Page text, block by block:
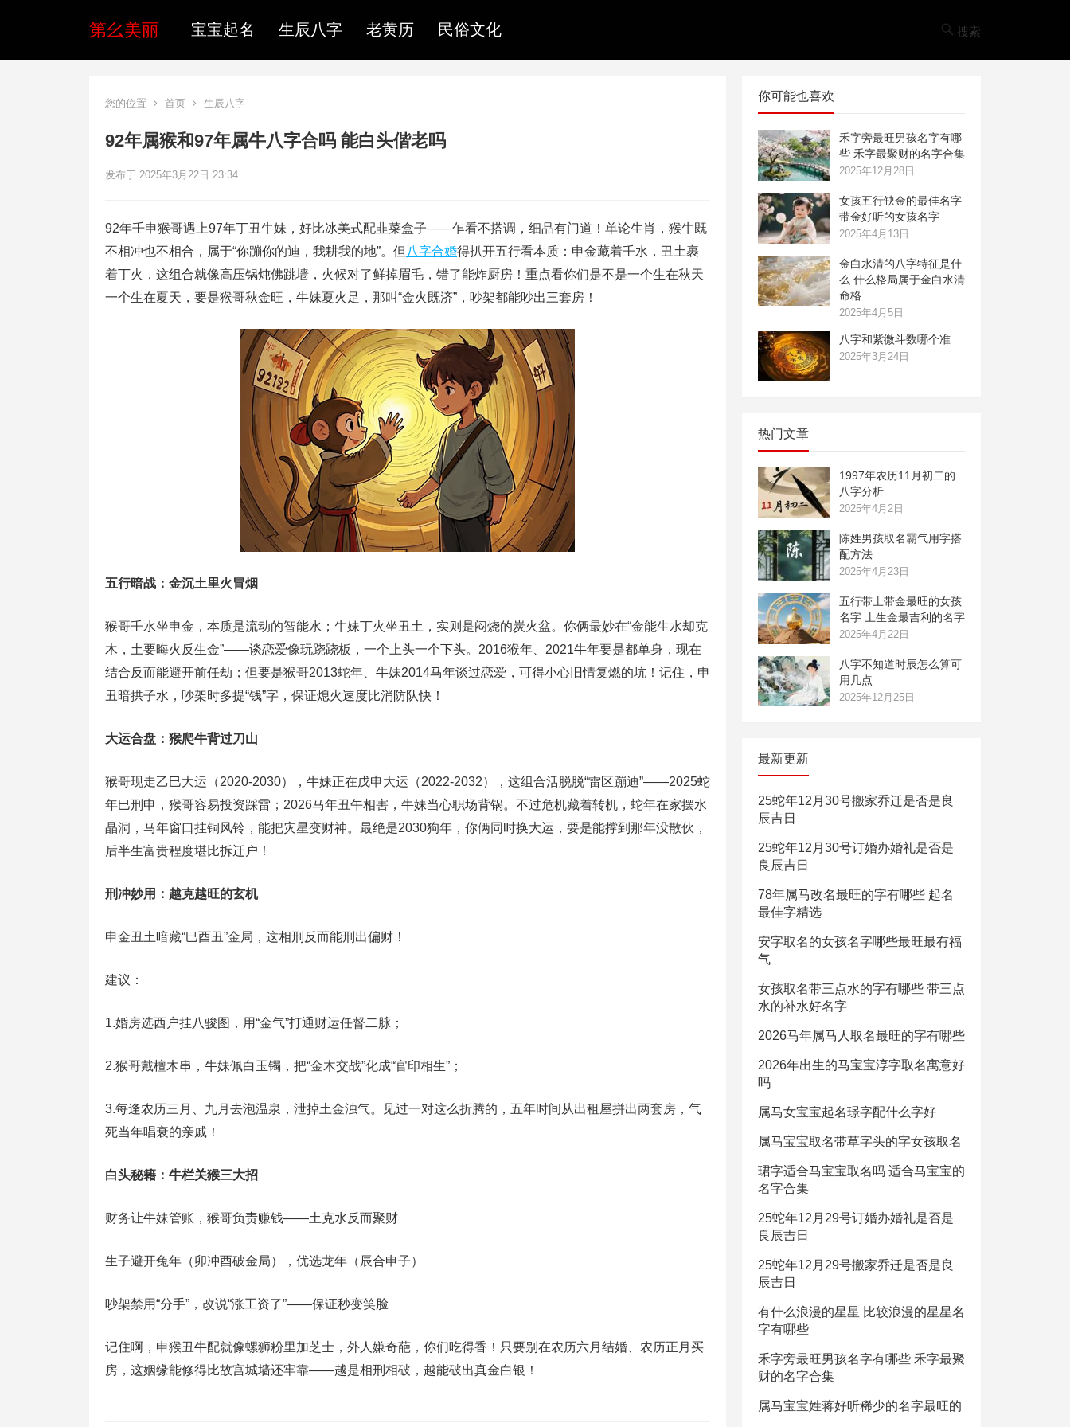
第幺美丽 宝宝起名 生辰八字 老黄历 民俗文化 搜索
您的位置 首页 生辰八字
92年属猴和97年属牛八字合吗 能白头偕老吗
发布于 2025年3月22日 23:34
92年壬申猴哥遇上97年丁丑牛妹，好比冰美式配韭菜盒子——乍看不搭调，细品有门道！单论生肖，猴牛既
不相冲也不相合，属于“你蹦你的迪，我耕我的地”。但 八字合婚得扒开五行看本质：申金藏着壬水，丑土裹
着丁火，这组合就像高压锅炖佛跳墙，火候对了鲜掉眉毛，错了能炸厨房！重点看你们是不是一个生在秋天
一个生在夏天，要是猴哥秋金旺，牛妹夏火足，那叫“金火既济”，吵架都能吵出三套房！
五行暗战：金沉土里火冒烟
猴哥壬水坐申金，本质是流动的智能水；牛妹丁火坐丑土，实则是闷烧的炭火盆。你俩最妙在“金能生水却克
木，土要晦火反生金”——谈恋爱像玩跷跷板，一个上头一个下头。2016猴年、2021牛年要是都单身，现在
结合反而能避开前任劫；但要是猴哥2013蛇年、牛妹2014马年谈过恋爱，可得小心旧情复燃的坑！记住，申
丑暗拱子水，吵架时多提“钱”字，保证熄火速度比消防队快！
大运合盘：猴爬牛背过刀山
猴哥现走乙巳大运（2020-2030），牛妹正在戊申大运（2022-2032），这组合活脱脱“雷区蹦迪”——2025蛇
年巳刑申，猴哥容易投资踩雷；2026马年丑午相害，牛妹当心职场背锅。不过危机藏着转机，蛇年在家摆水
晶洞，马年窗口挂铜风铃，能把灾星变财神。最绝是2030狗年，你俩同时换大运，要是能撑到那年没散伙，
后半生富贵程度堪比拆迁户！
刑冲妙用：越克越旺的玄机
申金丑土暗藏“巳酉丑”金局，这相刑反而能刑出偏财！
建议：
1.婚房选西户挂八骏图，用“金气”打通财运任督二脉；
2.猴哥戴檀木串，牛妹佩白玉镯，把“金木交战”化成“官印相生”；
3.每逢农历三月、九月去泡温泉，泄掉土金浊气。见过一对这么折腾的，五年时间从出租屋拼出两套房，气
死当年唱衰的亲戚！
白头秘籍：牛栏关猴三大招
财务让牛妹管账，猴哥负责赚钱——土克水反而聚财
生子避开兔年（卯冲酉破金局），优选龙年（辰合申子）
吵架禁用“分手”，改说“涨工资了”——保证秒变笑脸
记住啊，申猴丑牛配就像螺狮粉里加芝士，外人嫌奇葩，你们吃得香！只要别在农历六月结婚、农历正月买
房，这姻缘能修得比故宫城墙还牢靠——越是相刑相破，越能破出真金白银！
你可能也喜欢
禾字旁最旺男孩名字有哪
些 禾字最聚财的名字合集
2025年12月28日
女孩五行缺金的最佳名字
带金好听的女孩名字
2025年4月13日
金白水清的八字特征是什
么 什么格局属于金白水清
命格
2025年4月5日
八字和紫微斗数哪个准
2025年3月24日
热门文章
1997年农历11月初二的
八字分析
2025年4月2日
陈姓男孩取名霸气用字搭
配方法
2025年4月23日
五行带土带金最旺的女孩
名字 土生金最吉利的名字
2025年4月22日
八字不知道时辰怎么算可
用几点
2025年12月25日
最新更新
25蛇年12月30号搬家乔迁是否是良
辰吉日
25蛇年12月30号订婚办婚礼是否是
良辰吉日
78年属马改名最旺的字有哪些 起名
最佳字精选
安字取名的女孩名字哪些最旺最有福
气
女孩取名带三点水的字有哪些 带三点
水的补水好名字
2026马年属马人取名最旺的字有哪些
2026年出生的马宝宝淳字取名寓意好
吗
属马女宝宝起名璟字配什么字好
属马宝宝取名带草字头的字女孩取名
珺字适合马宝宝取名吗 适合马宝宝的
名字合集
25蛇年12月29号订婚办婚礼是否是
良辰吉日
25蛇年12月29号搬家乔迁是否是良
辰吉日
有什么浪漫的星星 比较浪漫的星星名
字有哪些
禾字旁最旺男孩名字有哪些 禾字最聚
财的名字合集
属马宝宝姓蒋好听稀少的名字最旺的